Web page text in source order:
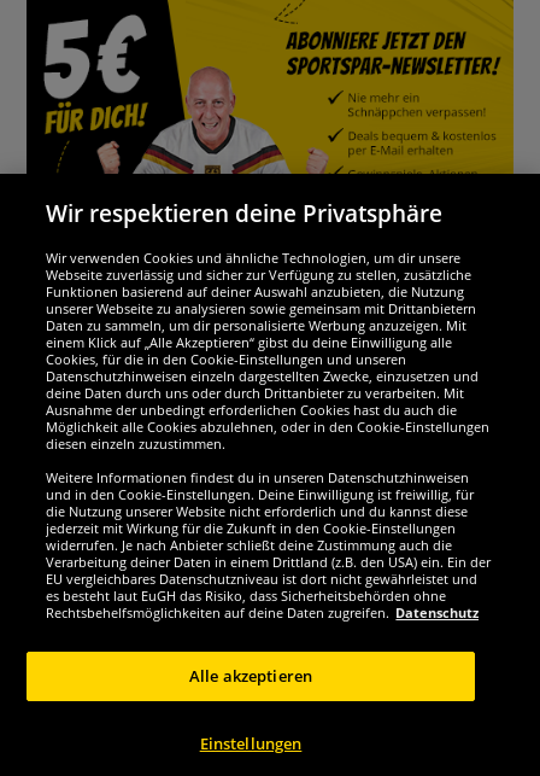
Wir sind ausgezeichnet
Werde SportSpar-Fan!
Copyright © 2024 Sportspar GmbH, Gustav-Adolf-Ring 7, 04838 Eilenburg DE -
*Alle Preise inkl. gesetzl. Mehrwertsteuer zzgl.
Wir respektieren deine Privatsphäre
Wir verwenden Cookies und ähnliche Technologien, um dir unsere
Webseite zuverlässig und sicher zur Verfügung zu stellen, zusätzliche
Funktionen basierend auf deiner Auswahl anzubieten, die Nutzung
unserer Webseite zu analysieren sowie gemeinsam mit Drittanbietern
Daten zu sammeln, um dir personalisierte Werbung anzuzeigen. Mit
einem Klick auf „Alle Akzeptieren“ gibst du deine Einwilligung alle
Cookies, für die in den Cookie-Einstellungen und unseren
Datenschutzhinweisen einzeln dargestellten Zwecke, einzusetzen und
deine Daten durch uns oder durch Drittanbieter zu verarbeiten. Mit
Ausnahme der unbedingt erforderlichen Cookies hast du auch die
Möglichkeit alle Cookies abzulehnen, oder in den Cookie-Einstellungen
diesen einzeln zuzustimmen.
Weitere Informationen findest du in unseren Datenschutzhinweisen
und in den Cookie-Einstellungen. Deine Einwilligung ist freiwillig, für
die Nutzung unserer Website nicht erforderlich und du kannst diese
jederzeit mit Wirkung für die Zukunft in den Cookie-Einstellungen
widerrufen. Je nach Anbieter schließt deine Zustimmung auch die
Verarbeitung deiner Daten in einem Drittland (z.B. den USA) ein. Ein der
EU vergleichbares Datenschutzniveau ist dort nicht gewährleistet und
es besteht laut EuGH das Risiko, dass Sicherheitsbehörden ohne
Rechtsbehelfsmöglichkeiten auf deine Daten zugreifen. Datenschutz
Einstellungen
Alle akzeptieren